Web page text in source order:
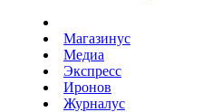
Магазинус
Медиа
Экспресс
Иронов
Журналус